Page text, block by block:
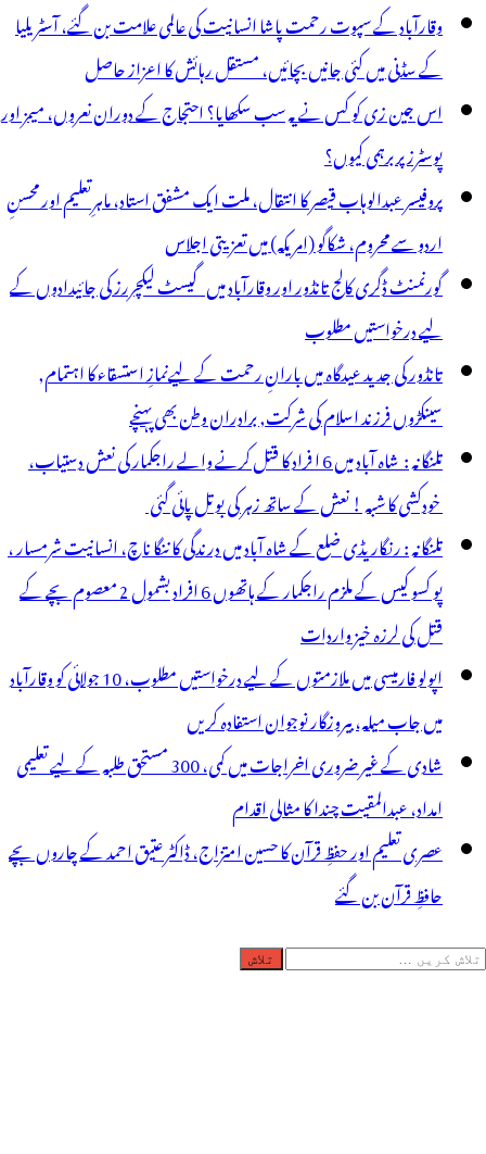
وقارآباد کے سپوت رحمت پاشا انسانیت کی عالمی علامت بن گئے، آسٹریلیا
کے سڈنی میں کئی جانیں بچائیں، مستقل رہائش کا اعزاز حاصل
اس جین زی کو کس نے یہ سب سکھایا؟ احتجاج کے دوران نعروں، میمز اور
پوسٹرز پر برہمی کیوں؟
پروفیسر عبدالوہاب قیصر کا انتقال، ملت ایک مشفق استاد، ماہرِتعلیم اور محسنِ
اردو سے محروم، شکاگو (امریکہ) میں تعزیتی اجلاس
گورنمنٹ ڈگری کالج تانڈور اور وقارآباد میں گیسٹ لیکچررز کی جائیدادوں کے
لیے درخواستیں مطلوب
تانڈور کی جدید عیدگاہ میں بارانِ رحمت کے لیےنمازِ استسقاء کا اہتمام,
سینکڑوں فرزند اسلام کی شرکت, برادران وطن بھی پہنچے
تلنگانہ : شاہ آباد میں 6 ا فراد کا قتل کرنے والے راجکمار کی نعش دستیاب،
خودکشی کا شبہ ! نعش کے ساتھ زہر کی بوتل پائی گئی
تلنگانہ : رنگاریڈی ضلع کے شاہ آباد میں درندگی کا ننگا ناچ، انسانیت شرمسار ،
پو کسو کیس کے ملزم راجکمار کے ہاتھوں 6 افراد بشمول 2 معصوم بچے کے
قتل کی لرزہ خیز واردات
اپولو فارمیسی میں ملازمتوں کے لیے درخواستیں مطلوب، 10 جولائی کو وقارآباد
میں جاب میلہ، بیروزگار نوجوان استفادہ کریں
شادی کے غیر ضروری اخراجات میں کمی، 300 مستحق طلبہ کے لیے تعلیمی
امداد، عبدالمقیت چندا کا مثالی اقدام
عصری تعلیم اور حفظِ قرآن کا حسین امتزاج، ڈاکٹر عتیق احمد کے چاروں بچے
حافظِ قرآن بن گئے
تلاش